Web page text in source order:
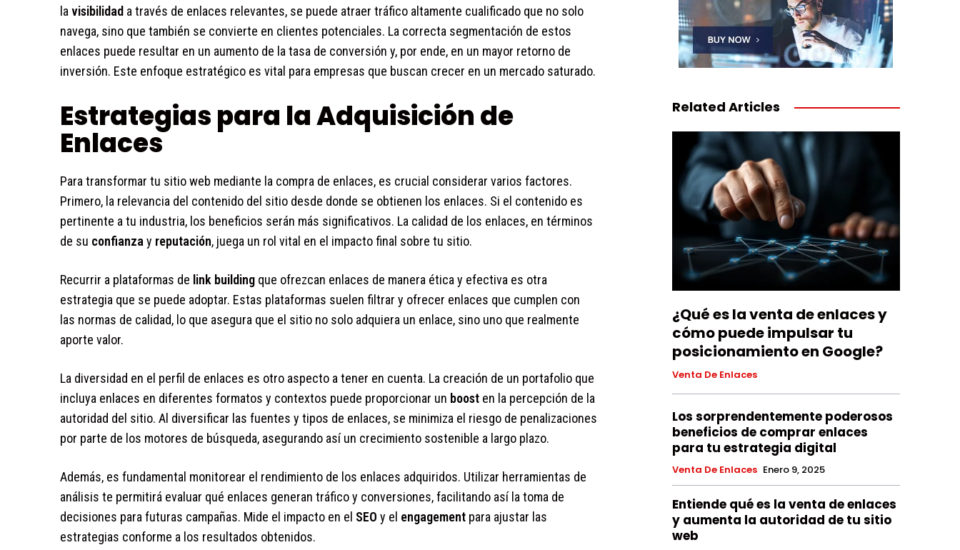
lavisibilidad a través de enlaces relevantes, se puede atraer tráfico altamente cualificado que no solo
navega, sino que también se convierte en clientes potenciales. La correcta segmentación de estos
enlaces puede resultar en un aumento de la tasa de conversión y, por ende, en un mayor retorno de
inversión. Este enfoque estratégico es vital para empresas que buscan crecer en un mercado saturado.
Estrategias para la Adquisición de
Enlaces
Para transformar tu sitio web mediante la compra de enlaces, es crucial considerar varios factores.
Primero, la relevancia del contenido del sitio desde donde se obtienen los enlaces. Si el contenido es
pertinente a tu industria, los beneficios serán más significativos. La calidad de los enlaces, en términos
de su confianzay reputación, juega un rol vital en el impacto final sobre tu sitio.
Recurrir a plataformas de link building que ofrezcan enlaces de manera ética y efectiva es otra
estrategia que se puede adoptar. Estas plataformas suelen filtrar y ofrecer enlaces que cumplen con
las normas de calidad, lo que asegura que el sitio no solo adquiera un enlace, sino uno que realmente
aporte valor.
La diversidad en el perfil de enlaces es otro aspecto a tener en cuenta. La creación de un portafolio que
incluya enlaces en diferentes formatos y contextos puede proporcionar un boost en la percepción de la
autoridad del sitio. Al diversificar las fuentes y tipos de enlaces, se minimiza el riesgo de penalizaciones
por parte de los motores de búsqueda, asegurando así un crecimiento sostenible a largo plazo.
Además, es fundamental monitorear el rendimiento de los enlaces adquiridos. Utilizar herramientas de
análisis te permitirá evaluar qué enlaces generan tráfico y conversiones, facilitando así la toma de
decisiones para futuras campañas. Mide el impacto en el SEO y el engagement para ajustar las
estrategias conforme a los resultados obtenidos.
Related Articles
¿Qué es la venta de enlaces y
cómo puede impulsar tu
posicionamiento en Google?
Venta De Enlaces
Los sorprendentemente poderosos
beneficios de comprar enlaces
para tu estrategia digital
Venta De Enlaces Enero 9, 2025
Entiende qué es la venta de enlaces
y aumenta la autoridad de tu sitio
web